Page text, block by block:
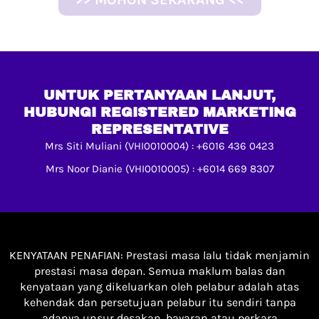
UNTUK PERTANYAAN LANJUT,
HUBUNGI REGISTERED MARKETING
REPRESENTATIVE
Mrs Siti Muliani (VHI0010004) : +6016 436 0423
Mrs Noor Dianie (VHI0010005) : +6014 669 8307
KENYATAAN PENAFIAN: Prestasi masa lalu tidak menjamin
prestasi masa depan. Semua maklum balas dan
kenyataan yang dikeluarkan oleh pelabur adalah atas
kehendak dan persetujuan pelabur itu sendiri tanpa